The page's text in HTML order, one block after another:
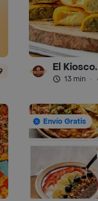
El Kiosco.
13 min ·
Envío Gratis